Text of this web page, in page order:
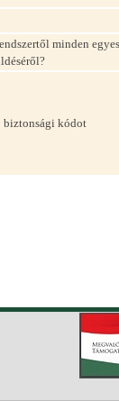
minden
biztonsági kódot